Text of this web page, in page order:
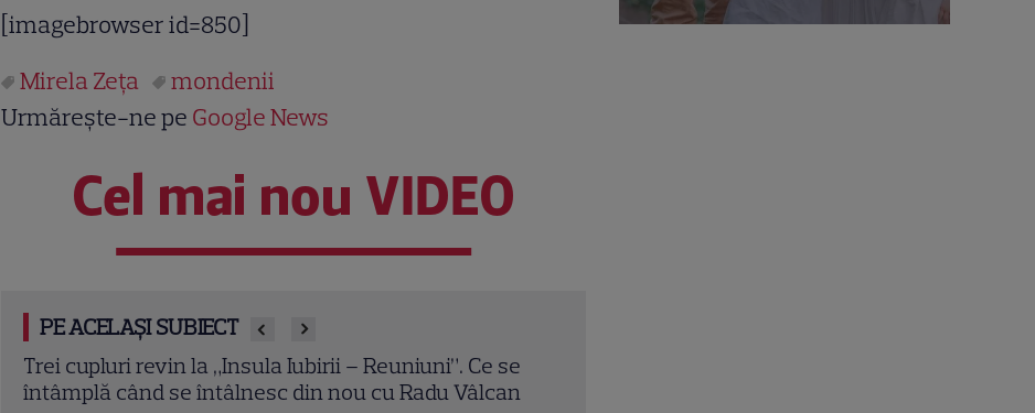
[imagebrowser id=850]
Mirela Zeţa
mondenii
Urmărește-ne pe Google News
Cel mai nou VIDEO
PE ACELAȘI SUBIECT
Trei cupluri revin la „Insula Iubirii – Reuniuni”. Ce se
întâmplă când se întâlnesc din nou cu Radu Vâlcan